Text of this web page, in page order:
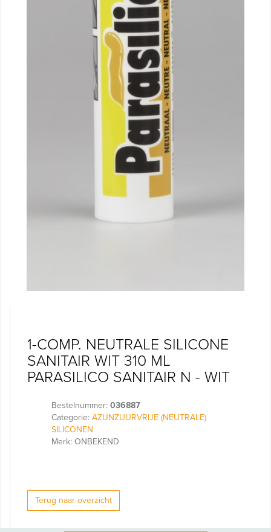
1-COMP. NEUTRALE SILICONE
SANITAIR WIT 310 ML
PARASILICO SANITAIR N - WIT
Bestelnummer: 036887
Categorie: AZIJNZUURVRIJE (NEUTRALE)
SILICONEN
Merk: ONBEKEND
Terug naar overzicht